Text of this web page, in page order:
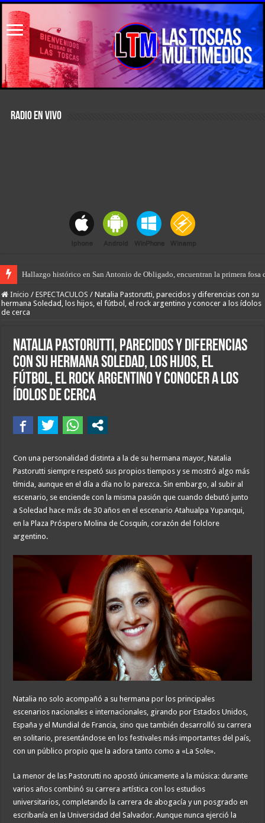
RADIO EN VIVO
Hallazgo histórico en San Antonio de Obligado, encuentran la primera fosa
“Prisión domiciliaria” para el envenenador-vendedor de drogas de Las
Inicio / ESPECTACULOS / Natalia Pastorutti, parecidos y diferencias con su
hermana Soledad, los hijos, el fútbol, el rock argentino y conocer a los ídolos
de cerca
Natalia Pastorutti, parecidos y diferencias
con su hermana Soledad, los hijos, el
fútbol, el rock argentino y conocer a los
ídolos de cerca
Con una personalidad distinta a la de su hermana mayor, Natalia
Pastorutti siempre respetó sus propios tiempos y se mostró algo más
tímida, aunque en el día a día no lo parezca. Sin embargo, al subir al
escenario, se enciende con la misma pasión que cuando debutó junto
a Soledad hace más de 30 años en el escenario Atahualpa Yupanqui,
en la Plaza Próspero Molina de Cosquín, corazón del folclore
argentino.
Natalia no solo acompañó a su hermana por los principales
escenarios nacionales e internacionales, girando por Estados Unidos,
España y el Mundial de Francia, sino que también desarrolló su carrera
en solitario, presentándose en los festivales más importantes del país,
con un público propio que la adora tanto como a «La Sole».
La menor de las Pastorutti no apostó únicamente a la música: durante
varios años combinó su carrera artística con los estudios
universitarios, completando la carrera de abogacía y un posgrado en
escribanía en la Universidad del Salvador. Aunque nunca ejerció la